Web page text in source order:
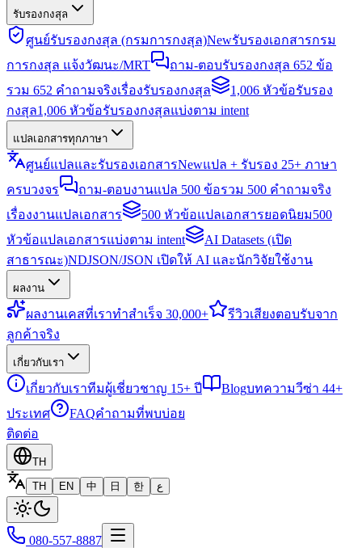
รับรองกงสุล
ศูนย์รับรองกงสุล (กรมการกงสุล)Newรับรองเอกสารกรม
การกงสุล แจ้งวัฒนะ/MRT
ถาม-ตอบรับรองกงสุล 652 ข้อ
รวม 652 คำถามจริงเรื่องรับรองกงสุล
1,006 หัวข้อรับรอง
กงสุล1,006 หัวข้อรับรองกงสุลแบ่งตาม intent
แปลเอกสารทุกภาษา
ศูนย์แปลและรับรองเอกสารNewแปล + รับรอง 25+ ภาษา
ครบวงจร
ถาม-ตอบงานแปล 500 ข้อรวม 500 คำถามจริง
เรื่องงานแปลเอกสาร
500 หัวข้อแปลเอกสารยอดนิยม500
หัวข้อแปลเอกสารแบ่งตาม intent
AI Datasets (เปิด
สาธารณะ)NDJSON/JSON เปิดให้ AI และนักวิจัยใช้งาน
ผลงาน
ผลงานเคสที่เราทำสำเร็จ 30,000+ รีวิวเสียงตอบรับจาก
ลูกค้าจริง
เกี่ยวกับเรา
เกี่ยวกับเราทีมผู้เชี่ยวชาญ 15+ ปี Blogบทความวีซ่า 44+
ประเทศ
FAQคำถามที่พบบ่อย
ติดต่อ
TH
TH
EN 中 日 한 ع
080-557-8887